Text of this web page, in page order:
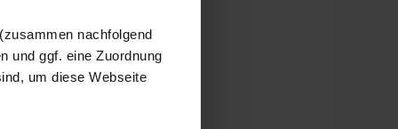
nachfolgend
und ggf. eine Zuordnung
um diese Webseite